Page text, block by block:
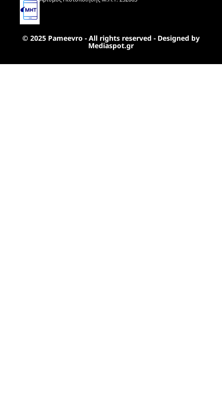
© 2025 Pameevro - All rights reserved - Designed by
Mediaspot.gr